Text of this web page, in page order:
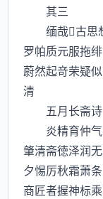
其三
缅哉古思想
罗帕质元服拖
蔚然起竒荣疑
清
五月长斋诗
炎精育仲气
肇清斋徳泽润
夕惕厉秋霜萧
商匠者握神标